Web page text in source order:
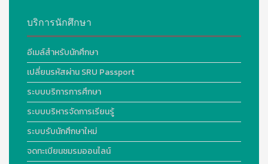
บริการนักศึกษา
อีเมล์สำหรับนักศึกษา
เปลี่ยนรหัสผ่าน SRU Passport
ระบบบริการการศึกษา
ระบบบริหารจัดการเรียนรู้
ระบบรับนักศึกษาใหม่
จดทะเบียนชมรมออนไลน์